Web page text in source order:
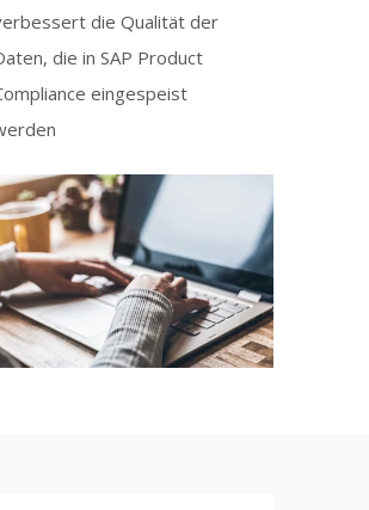
die Qualität der
die in SAP Product
eingespeist